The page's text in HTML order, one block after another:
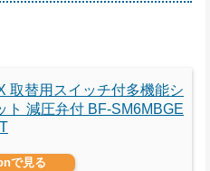
取替用スイッチ付多機能シ
ト 減圧弁付 BF-SM6MBGE
で見る